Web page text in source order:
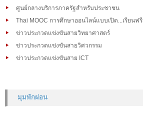
ศูนย์กลางบริการภาครัฐสำหรับประชาชน
Thai MOOC การศึกษาออนไลน์แบบเปิด...เรียนฟรี
ข่าวประกวดแข่งขันสายวิทยาศาสตร์
ข่าวประกวดแข่งขันสายวิศวกรรม
ข่าวประกวดแข่งขันสาย ICT
มุมพักผ่อน